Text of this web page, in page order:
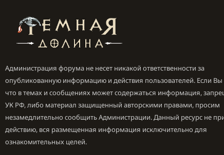
Администрация форума не несет никакой ответственности за
опубликованную информацию и действия пользователей. Если Вы
что в темах и сообщениях может содержаться информация,
УК РФ, либо материал защищенный авторскими правами, просим
незамедлительно сообщить Администрации. Данный ресурс не
действию, вся размещенная информация исключительно для
ознакомительных целей.